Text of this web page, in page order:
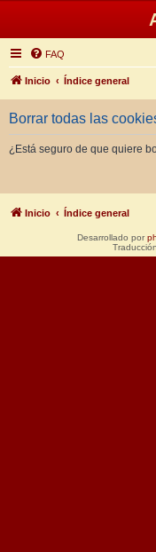
FAQ
Inicio Índice general
Borrar todas las
¿Está seguro de que quiere
Inicio Índice general
Desarrollado por